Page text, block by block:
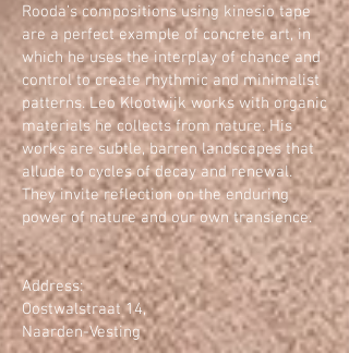
Rooda’s compositions using kinesio tape
are a perfect example of concrete art, in
which he uses the interplay of chance and
control to create rhythmic and minimalist
patterns. Leo Klootwijk works with organic
materials he collects from nature. His
works are subtle, barren landscapes that
allude to cycles of decay and renewal.
They invite reflection on the enduring
power of nature and our own transience.
Address:
Oostwalstraat 14,
Naarden-Vesting